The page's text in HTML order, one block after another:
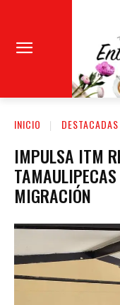
INICIO DESTACADAS
IMPULSA ITM
MIGRACIÓN